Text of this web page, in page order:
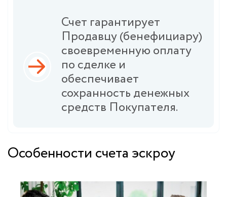
Счет гарантирует
Продавцу (бенефициару)
своевременную оплату
по сделке и
обеспечивает
сохранность денежных
средств Покупателя.
Особенности счета эскроу